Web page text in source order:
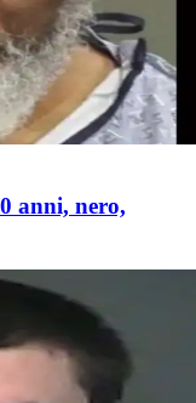
anni, nero,